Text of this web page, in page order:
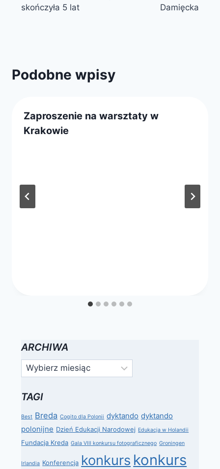
skończyła 5 lat
Damięcka
Podobne wpisy
Zaproszenie na warsztaty w
Krakowie
ARCHIWA
Archiwa
TAGI
Best Breda Cogito dla Polonii dyktando dyktando
polonijne Dzień Edukacji Narodowej Edukacja w Holandii
Fundacja Kreda Gala VIII konkursu fotograficznego Groningen
Irlandia Konferencja konkurs konkurs